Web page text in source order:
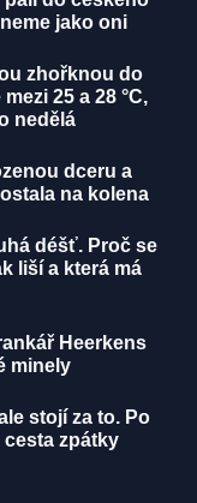
jako oni
zhořknou do
25 a 28 °C,
nedělá
dceru a
na kolena
déšť. Proč se
liší a která má
Heerkens
minely
stojí za to. Po
zpátky